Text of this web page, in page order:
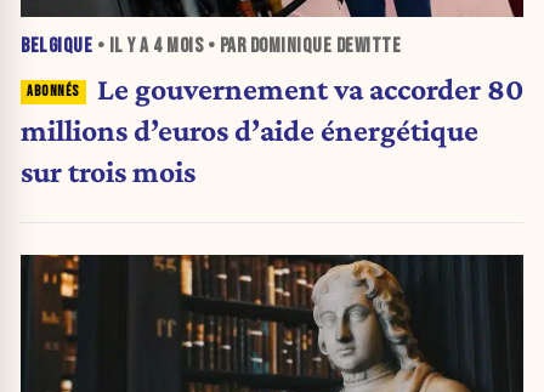
BELGIQUE • IL Y A 4 MOIS• PAR DOMINIQUE DEWITTE
Le gouvernement va accorder 80
millions d’euros d’aide énergétique
sur trois mois